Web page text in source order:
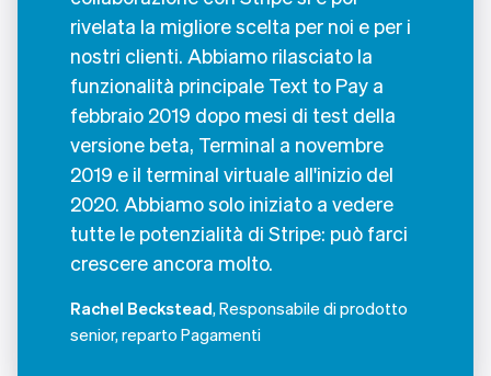
rivelata la migliore scelta per noi e per i
nostri clienti. Abbiamo rilasciato la
funzionalità principale Text to Pay a
febbraio 2019 dopo mesi di test della
versione beta, Terminal a novembre
2019 e il terminal virtuale all'inizio del
2020. Abbiamo solo iniziato a vedere
tutte le potenzialità di Stripe: può farci
crescere ancora molto.
Rachel Beckstead, Responsabile di prodotto
senior, reparto Pagamenti